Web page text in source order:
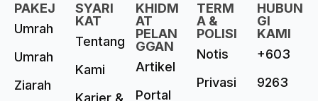
PAKEJ
Umrah
Umrah
Ziarah
SYARI
KAT
Tentang
Kami
Karier &
KHIDM
AT
PELAN
GGAN
Artikel
Portal
TERM
A &
POLISI
Notis
Privasi
HUBUN
GI
KAMI
+603
9263